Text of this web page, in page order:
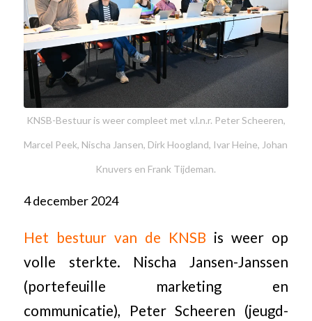
KNSB-Bestuur is weer compleet met v.l.n.r. Peter Scheeren,
Marcel Peek, Nischa Jansen, Dirk Hoogland, Ivar Heine, Johan
Knuvers en Frank Tijdeman.
4 december 2024
Het bestuur van de KNSB is weer op
volle sterkte. Nischa Jansen-Janssen
(portefeuille marketing en
communicatie), Peter Scheeren (jeugd-